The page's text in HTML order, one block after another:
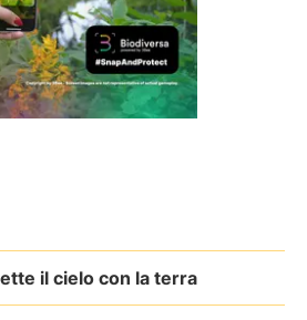
il cielo con la terra